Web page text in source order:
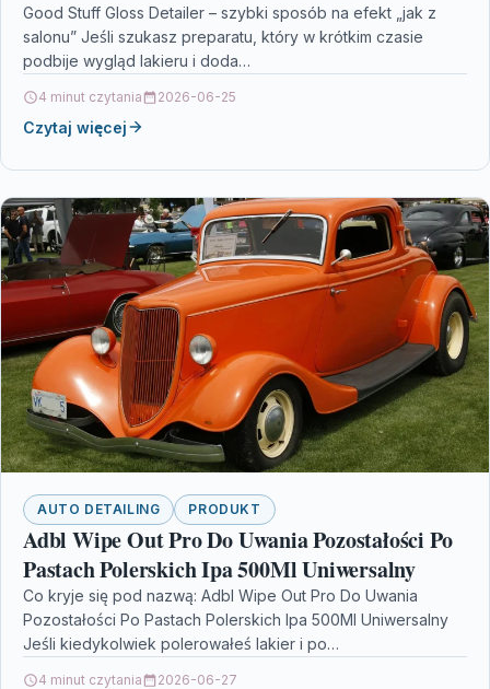
Good Stuff Gloss Detailer – szybki sposób na efekt „jak z
salonu” Jeśli szukasz preparatu, który w krótkim czasie
podbije wygląd lakieru i doda…
4 minut czytania 2026-06-25
Czytaj więcej
AUTO DETAILING PRODUKT
Adbl Wipe Out Pro Do Uwania Pozostałości Po
Pastach Polerskich Ipa 500Ml Uniwersalny
Co kryje się pod nazwą: Adbl Wipe Out Pro Do Uwania
Pozostałości Po Pastach Polerskich Ipa 500Ml Uniwersalny
Jeśli kiedykolwiek polerowałeś lakier i po…
4 minut czytania 2026-06-27